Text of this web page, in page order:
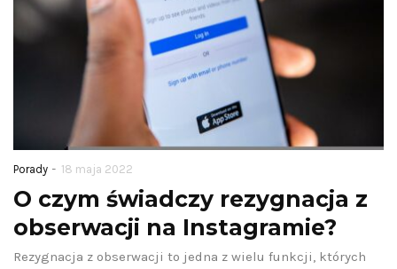
Porady - 18 maja 2022
O czym świadczy rezygnacja z
obserwacji na Instagramie?
Rezygnacja z obserwacji to jedna z wielu funkcji, których